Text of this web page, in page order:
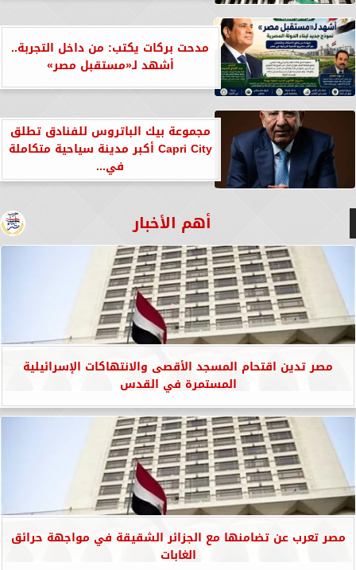
مدحت بركات يكتب: من داخل التجربة..
أشهد لـ«مستقبل مصر»
مجموعة بيك الباتروس للفنادق تطلق
Capri City أكبر مدينة سياحية متكاملة
في...
أهم الأخبار
مصر تدين اقتحام المسجد الأقصى والانتهاكات الإسرائيلية
المستمرة في القدس
مصر تعرب عن تضامنها مع الجزائر الشقيقة في مواجهة حرائق
الغابات